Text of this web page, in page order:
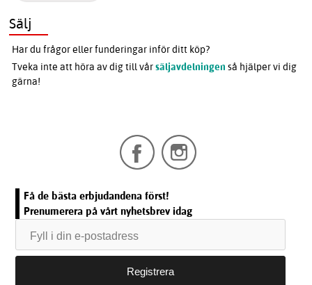
Sälj
Har du frågor eller funderingar inför ditt köp?
Tveka inte att höra av dig till vårsäljavdelningen så hjälper vi dig
gärna!
Få de bästa erbjudandena först!
Prenumerera på vårt nyhetsbrev idag